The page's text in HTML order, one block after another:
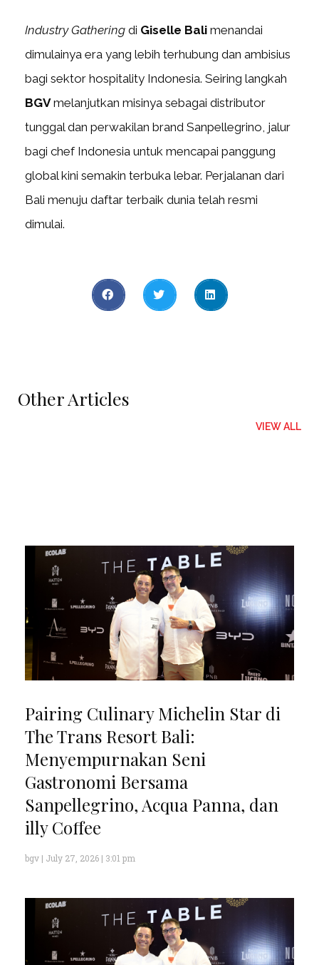
Industry Gathering di Giselle Bali menandai
dimulainya era yang lebih terhubung dan ambisius
bagi sektor hospitality Indonesia. Seiring langkah
BGVmelanjutkan misinya sebagai distributor
tunggal dan perwakilan brand Sanpellegrino, jalur
bagi chef Indonesia untuk mencapai panggung
global kini semakin terbuka lebar. Perjalanan dari
Bali menuju daftar terbaik dunia telah resmi
dimulai.
Other Articles
VIEW ALL
Pairing Culinary Michelin Star di
The Trans Resort Bali:
Menyempurnakan Seni
Gastronomi Bersama
Sanpellegrino, Acqua Panna, dan
illy Coffee
bgv July 27, 2026 3:01 pm